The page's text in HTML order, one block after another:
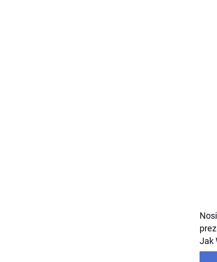
Jak